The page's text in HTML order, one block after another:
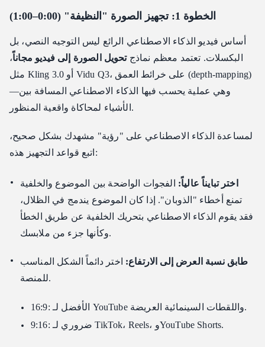
الخطوة 1: تجهيز الصورة "النظيفة" (0:00–1:00)
أساس فيديو الذكاء الاصطناعي الرائع ليس التوجيه النصي، بل
البكسلات. تعتمد معظم نماذجتحويل الصورة إلى فيديو مجاناً،
مثل Kling 3.0 أو Vidu Q3، على خرائط العمق (depth-mapping)
—وهي عملية يحسب فيها الذكاء الاصطناعي المسافة بين
الأشياء لمحاكاة واقعية المنظور.
لمساعدة الذكاء الاصطناعي على "رؤية" مشهدك بشكل صحيح،
اتبع قواعد التجهيز هذه:
اختر تبايناً عالياً: الفجوات الواضحة بين الموضوع والخلفية
تمنع أخطاء "الذوبان". إذا كان الموضوع يندمج في الظلال،
فقد يقوم الذكاء الاصطناعي بتحريك الخلفية عن طريق الخطأ
وكأنها جزء من ملابسك.
طابق نسبة العرض إلى الارتفاع: اختر دائماً الشكل المناسب
للمنصة.
16:9: الأفضل لـ YouTube واللقطات السينمائية العريضة.
9:16: ضروري لـ TikTok، Reels، وYouTube Shorts.